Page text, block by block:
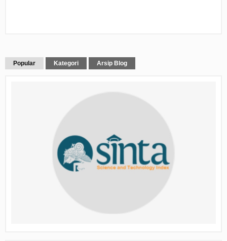
Popular Kategori Arsip Blog